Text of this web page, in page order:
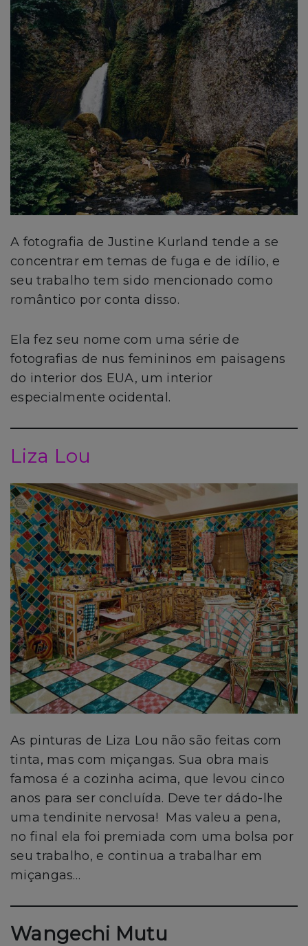
A fotografia de Justine Kurland tende a se
concentrar em temas de fuga e de idílio, e
seu trabalho tem sido mencionado como
romântico por conta disso.
Ela fez seu nome com uma série de
fotografias de nus femininos em paisagens
do interior dos EUA, um interior
especialmente ocidental.
Liza Lou
As pinturas de Liza Lou não são feitas com
tinta, mas com miçangas. Sua obra mais
famosa é a cozinha acima, que levou cinco
anos para ser concluída. Deve ter dádo-lhe
uma tendinite nervosa! Mas valeu a pena,
no final ela foi premiada com uma bolsa por
seu trabalho, e continua a trabalhar em
miçangas…
Wangechi Mutu